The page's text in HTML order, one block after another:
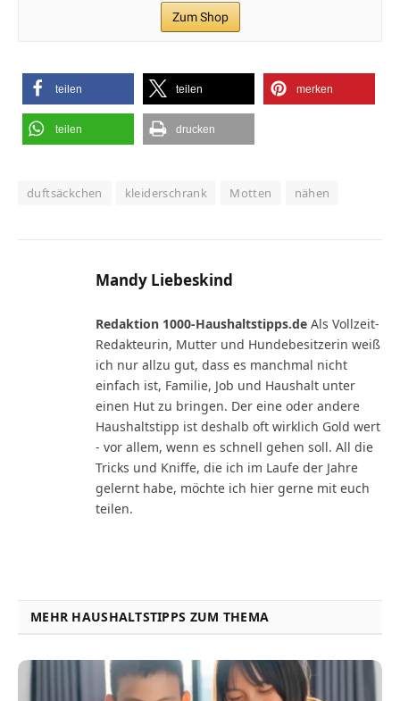
Zum Shop
teilen teilen merken
teilen drucken
duftsäckchen kleiderschrank Motten nähen
Mandy Liebeskind
Redaktion 1000-Haushaltstipps.de Als Vollzeit-
Redakteurin, Mutter und Hundebesitzerin weiß
ich nur allzu gut, dass es manchmal nicht
einfach ist, Familie, Job und Haushalt unter
einen Hut zu bringen. Der eine oder andere
Haushaltstipp ist deshalb oft wirklich Gold wert
- vor allem, wenn es schnell gehen soll. All die
Tricks und Kniffe, die ich im Laufe der Jahre
gelernt habe, möchte ich hier gerne mit euch
teilen.
MEHR HAUSHALTSTIPPS ZUM THEMA